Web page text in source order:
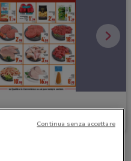
3.6 km
Continua senza accettare